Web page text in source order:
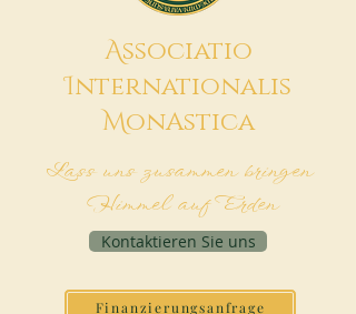
Associatio
Internationalis
MonAstica
Lass uns zusammen bringen
Himmel auf Erden
Kontaktieren Sie uns
Finanzierungsanfrage